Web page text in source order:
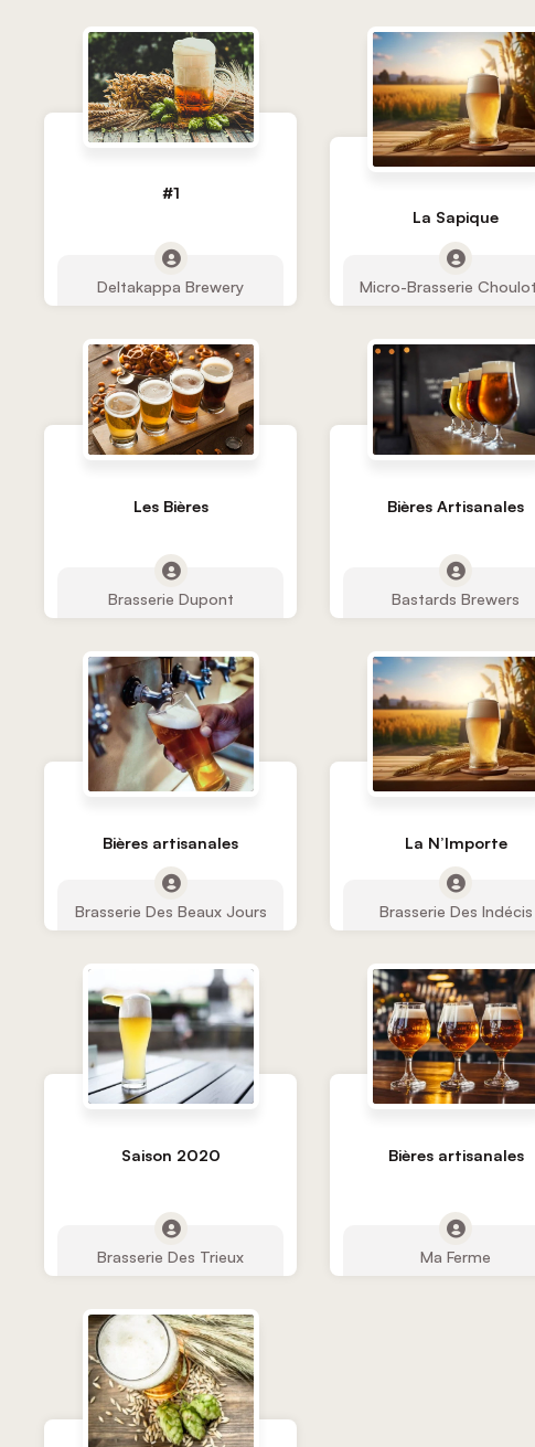
#1
Deltakappa Brewery
La Sapique
Micro-Brasserie
Les Bières
Brasserie Dupont
Bières Artisanales
Bastards Brewers
Bières artisanales
Brasserie Des Beaux Jours
La N’Importe
Brasserie Des Indécis
Saison 2020
Brasserie Des Trieux
Bières artisanales
Ma Ferme